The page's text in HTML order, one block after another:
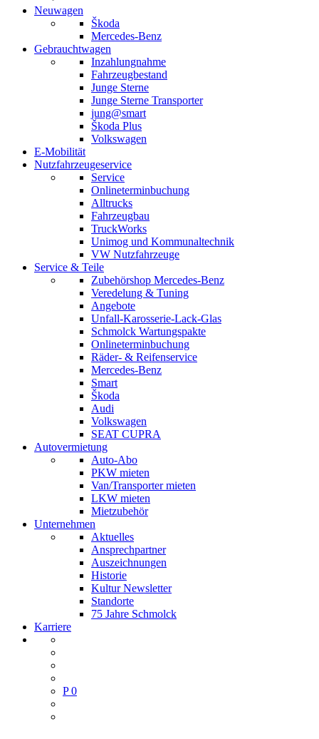
Neuwagen
Škoda
Mercedes-Benz
Gebrauchtwagen
Inzahlungnahme
Fahrzeugbestand
Junge Sterne
Junge Sterne Transporter
jung@smart
Škoda Plus
Volkswagen
E-Mobilität
Nutzfahrzeugeservice
Service
Onlineterminbuchung
Alltrucks
Fahrzeugbau
TruckWorks
Unimog und Kommunaltechnik
VW Nutzfahrzeuge
Service & Teile
Zubehörshop Mercedes-Benz
Veredelung & Tuning
Angebote
Unfall-Karosserie-Lack-Glas
Schmolck Wartungspakte
Onlineterminbuchung
Räder- & Reifenservice
Mercedes-Benz
Smart
Škoda
Audi
Volkswagen
SEAT CUPRA
Autovermietung
Auto-Abo
PKW mieten
Van/Transporter mieten
LKW mieten
Mietzubehör
Unternehmen
Aktuelles
Ansprechpartner
Auszeichnungen
Historie
Kultur Newsletter
Standorte
75 Jahre Schmolck
Karriere
P 0